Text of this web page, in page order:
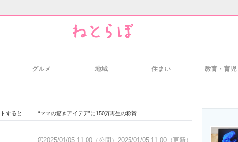
経営リーダーのコミュニティ
グルメ 地域 住まい 教育・育児
すると…… “ママの驚きアイデア”に150万再生の称賛
2025/01/05 11:00（公開） 2025/01/05 11:00（更新）